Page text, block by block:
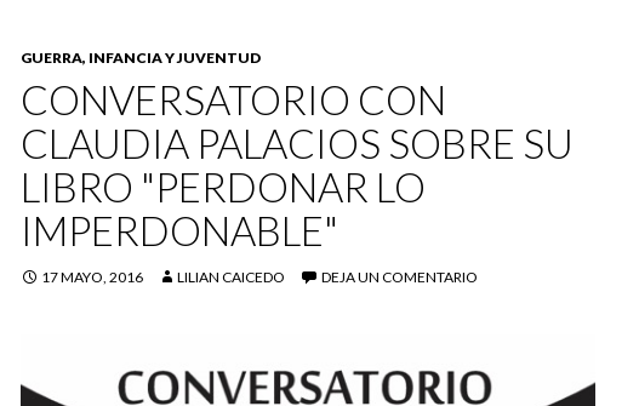
GUERRA, INFANCIA Y JUVENTUD
CONVERSATORIO CON
CLAUDIA PALACIOS SOBRE SU
LIBRO "PERDONAR LO
IMPERDONABLE"
17 MAYO, 2016 LILIAN CAICEDO DEJA UN COMENTARIO